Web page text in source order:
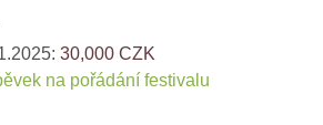
30,000CZK
na pořádání festivalu